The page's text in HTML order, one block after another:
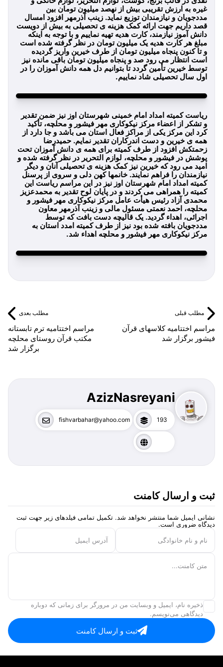
غیره به ارزش تقریبی بیش از نهصد میلیون تومان بین
مددجویان و نیازمندان توزیع نماید. زینب آذرمهر افزود امسال
قصد داریم جهت ارائه کمک هزینه ی تحصیلی به بیش از دویست
دانش آموز نیازمند، کارت هدیه تهیه نماییم و با توجه به اینکه
مبلغ هر کارت هدیه یک میلیون تومان در نظر گرفته شده است
و تا کنون پنجاه میلیون تومان از طرف خیرین واریز گردیده
است انتظار می رود صد و پنجاه میلیون تومان باقی مانده نیز
توسط خیرین تأمین گردد تا بتوانیم دل همه دانش آموزان را در
اول سال تحصیلی شاد نماییم.
ریاست کمیته امداد امام خمینی شهرستان اوز نیز ضمن تقدیر
و تشکر از اعضاء مرکز نیکوکاری مهر فیشور و محلچه، تأکید
کرد این مرکز یکی از مراکز فعال استان می باشد و جا دارد از
همه ی خیرین و دست اندرکاران تقدیر نمایم. حمیدرضا
زحمتکش افزود از طرف کمیته برای همه ی دانش آموزان تحت
پوشش در فیشور و محلچه، لوازم التحریر در نظر گرفته شده و
امید می رود که خیرین نیز کمک هزینه ی تحصیلی آنان و دیگر
نیازمندان را فراهم نمایند. خانمها کهن دلی و سروی از پرسنل
کمیته امداد امام شهرستان اوز نیز در این مراسم ریاست این
کمیته را همراهی می کردند و در پایان لوح تقدیر به محمدعزیز
محمدی آزاد رئیس هیأت عامل مرکز نیکوکاری مهر فیشور و
محلچه، احمد نعمتی مسئول مالی و زینب آذرمهر معاون
اجرائی، اهداء گردید. یک قالیچه دست بافت که توسط
مددجویان بافته شده بود نیز از طرف کمیته امدد استان به
مرکز نیکوکاری مهر فیشور و محلچه اهداء شد.
مطلب قبلی
مراسم اختتامیه کلاسهای قرآن
فیشور برگزار شد
مطلب بعدی
مراسم اختتامیه ترم تابستانه
مکتب قرآن روستای محلچه
برگزار شد
AzizNasreyani
193
fishvarbahar@yahoo.com
ثبت و ارسال کامنت
نشانی ایمیل شما منتشر نخواهد شد. تکمیل تمامی فیلد‌های زیر جهت ثبت
دیدگاه ضروری است.
نام و نام خانوادگی
آدرس ایمیل
متن کامنت...
ذخیره نام، ایمیل و وبسایت من در مرورگر برای زمانی که دوباره
دیدگاهی می‌نویسم.
ثبت و ارسال کامنت